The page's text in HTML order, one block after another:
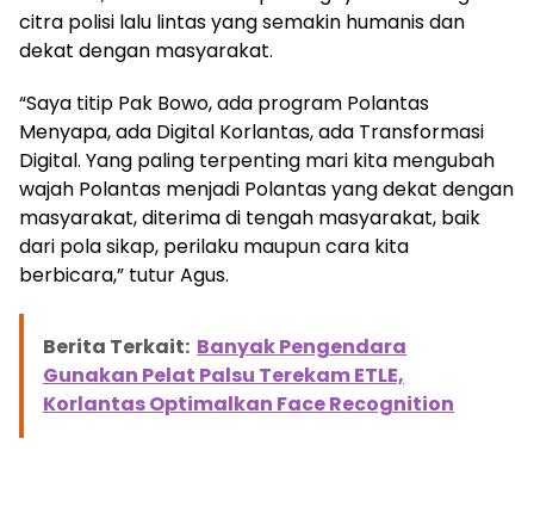
citra polisi lalu lintas yang semakin humanis dan
dekat dengan masyarakat.
“Saya titip Pak Bowo, ada program Polantas
Menyapa, ada Digital Korlantas, ada Transformasi
Digital. Yang paling terpenting mari kita mengubah
wajah Polantas menjadi Polantas yang dekat dengan
masyarakat, diterima di tengah masyarakat, baik
dari pola sikap, perilaku maupun cara kita
berbicara,” tutur Agus.
Berita Terkait: Banyak Pengendara
Gunakan Pelat Palsu Terekam ETLE,
Korlantas Optimalkan Face Recognition